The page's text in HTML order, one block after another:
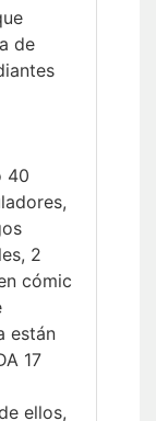
de
40
2
cómic
están
17
ellos,